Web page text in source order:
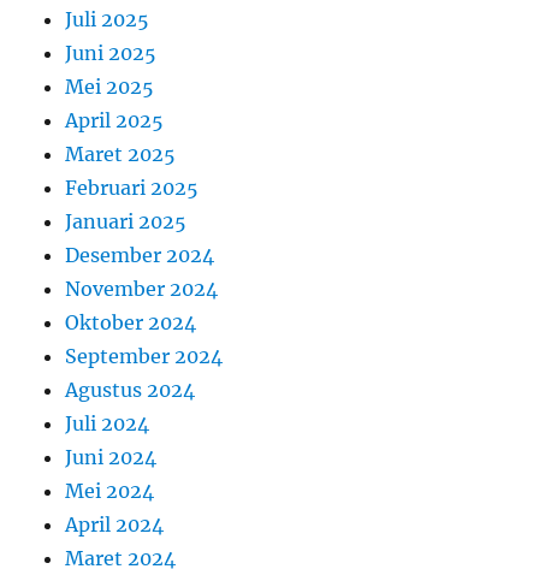
Juli 2025
Juni 2025
Mei 2025
April 2025
Maret 2025
Februari 2025
Januari 2025
Desember 2024
November 2024
Oktober 2024
September 2024
Agustus 2024
Juli 2024
Juni 2024
Mei 2024
April 2024
Maret 2024